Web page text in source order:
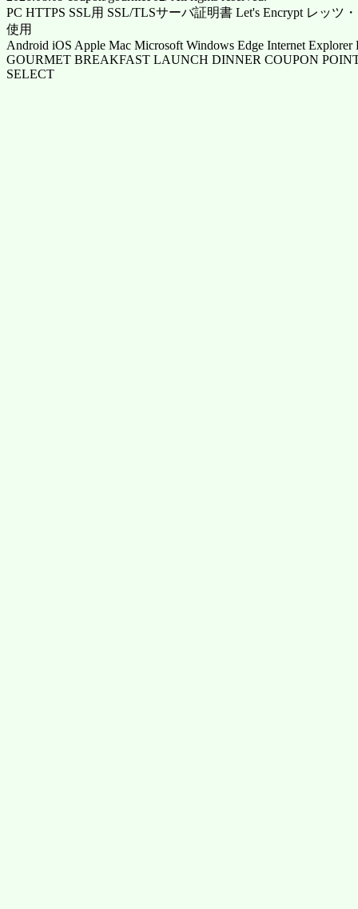
PC HTTPS SSL用 SSL/TLSサーバ証明書 Let's Encrypt レッツ
使用
Android iOS Apple Mac Microsoft Windows Edge Internet Explorer
GOURMET BREAKFAST LAUNCH DINNER COUPON
SELECT